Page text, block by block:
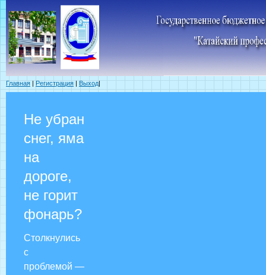
Главная | Регистрация | Выход|
Не убран
снег, яма
на
дороге,
не горит
фонарь?
Столкнулись
с
проблемой —